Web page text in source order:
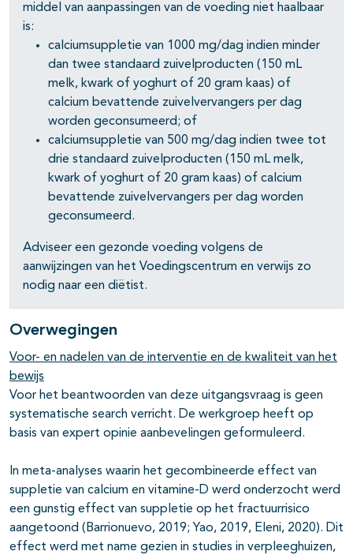
middel van aanpassingen van de voeding niet haalbaar
is:
calciumsuppletie van 1000 mg/dag indien minder
dan twee standaard zuivelproducten (150 mL
melk, kwark of yoghurt of 20 gram kaas) of
calcium bevattende zuivelvervangers per dag
worden geconsumeerd; of
calciumsuppletie van 500 mg/dag indien twee tot
drie standaard zuivelproducten (150 mL melk,
kwark of yoghurt of 20 gram kaas) of calcium
bevattende zuivelvervangers per dag worden
geconsumeerd.
Adviseer een gezonde voeding volgens de
aanwijzingen van het Voedingscentrum en verwijs zo
nodig naar een diëtist.
Overwegingen
Voor- en nadelen van de interventie en de kwaliteit van het
bewijs
Voor het beantwoorden van deze uitgangsvraag is geen
systematische search verricht. De werkgroep heeft op
basis van expert opinie aanbevelingen geformuleerd.
In meta-analyses waarin het gecombineerde effect van
suppletie van calcium en vitamine-D werd onderzocht werd
een gunstig effect van suppletie op het fractuurrisico
aangetoond (Barrionuevo, 2019; Yao, 2019, Eleni, 2020). Dit
effect werd met name gezien in studies in verpleeghuizen,